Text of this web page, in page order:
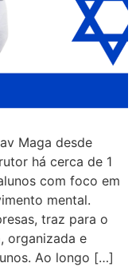
Maga desde
há cerca de 1
com foco em
mental.
traz para o
organizada e
Ao longo […]